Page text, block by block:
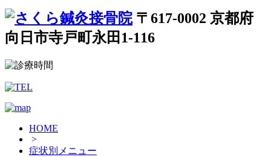
〒617-0002 京都府
向日市寺戸町永田1-116
HOME
>
症状別メニュー